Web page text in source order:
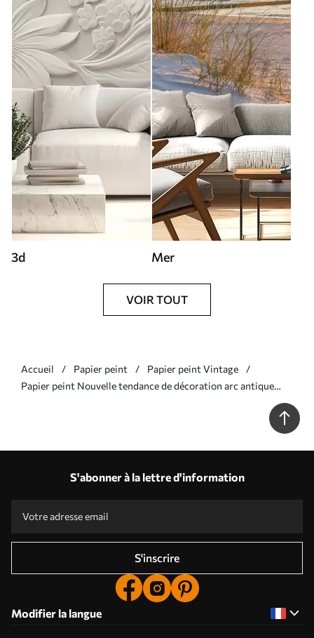
3d Mer
VOIR TOUT
Accueil Papier peint
Papier peint Vintage
Papier peint Nouvelle tendance de décoration arc antique
S'abonner à la lettre d'information
S'inscrire
Modifier la langue